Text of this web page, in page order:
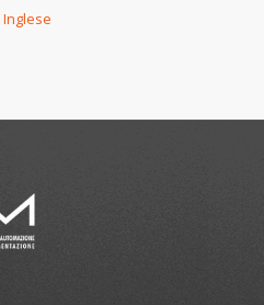
Inglese